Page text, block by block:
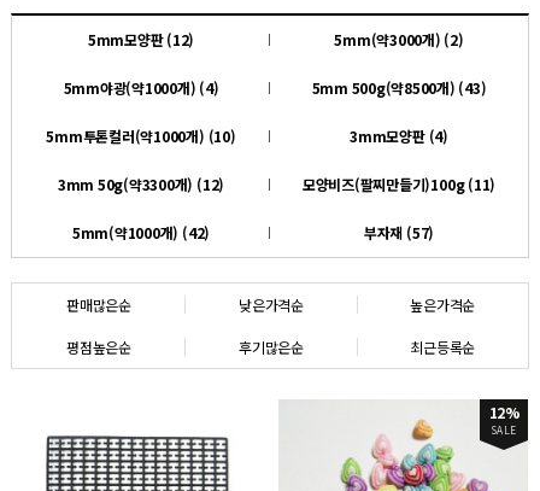
5mm모양판 (12) 5mm(약3000개) (2)
5mm야광(약1000개) (4) 5mm 500g(약8500개) (43)
5mm투톤컬러(약1000개) (10) 3mm모양판 (4)
3mm 50g(약3300개) (12) 모양비즈(팔찌만들기)100g (11)
5mm(약1000개) (42) 부자재 (57)
판매많은순 낮은가격순 높은가격순
평점높은순 후기많은순 최근등록순
12%
SALE